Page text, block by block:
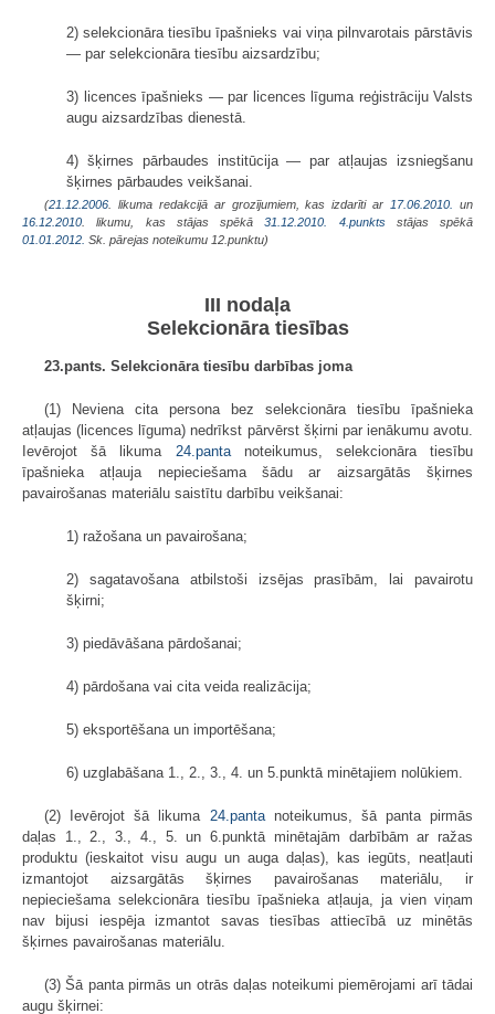
2) selekcionāra tiesību īpašnieks vai viņa pilnvarotais pārstāvis
— par selekcionāra tiesību aizsardzību;
3) licences īpašnieks — par licences līguma reģistrāciju Valsts
augu aizsardzības dienestā.
4) šķirnes pārbaudes institūcija — par atļaujas izsniegšanu
šķirnes pārbaudes veikšanai.
(21.12.2006. likuma redakcijā ar grozījumiem, kas izdarīti ar17.06.2010. un
16.12.2010. likumu, kas stājas spēkā31.12.2010. 4.punktsstājas spēkā
01.01.2012. Sk. pārejas noteikumu 12.punktu)
III nodaļa
Selekcionāra tiesības
23.pants. Selekcionāra tiesību darbības joma
(1) Neviena cita persona bez selekcionāra tiesību īpašnieka
atļaujas (licences līguma) nedrīkst pārvērst šķirni par ienākumu avotu.
Ievērojot šā likuma 24.pantanoteikumus, selekcionāra tiesību
īpašnieka atļauja nepieciešama šādu ar aizsargātās šķirnes
pavairošanas materiālu saistītu darbību veikšanai:
1) ražošana un pavairošana;
2) sagatavošana atbilstoši izsējas prasībām, lai pavairotu
šķirni;
3) piedāvāšana pārdošanai;
4) pārdošana vai cita veida realizācija;
5) eksportēšana un importēšana;
6) uzglabāšana 1., 2., 3., 4. un 5.punktā minētajiem nolūkiem.
(2) Ievērojot šā likuma 24.pantanoteikumus, šā panta pirmās
daļas 1., 2., 3., 4., 5. un 6.punktā minētajām darbībām ar ražas
produktu (ieskaitot visu augu un auga daļas), kas iegūts, neatļauti
izmantojot aizsargātās šķirnes pavairošanas materiālu, ir
nepieciešama selekcionāra tiesību īpašnieka atļauja, ja vien viņam
nav bijusi iespēja izmantot savas tiesības attiecībā uz minētās
šķirnes pavairošanas materiālu.
(3) Šā panta pirmās un otrās daļas noteikumi piemērojami arī tādai
augu šķirnei: